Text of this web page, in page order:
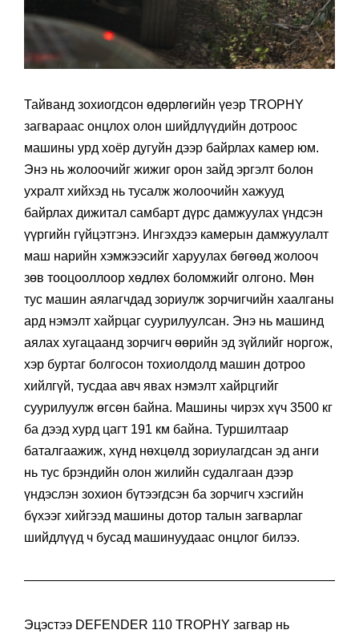
Тайванд зохиогдсон өдөрлөгийн үеэр TROPHY
загвараас онцлох олон шийдлүүдийн дотроос
машины урд хоёр дугуйн дээр байрлах камер юм.
Энэ нь жолоочийг жижиг орон зайд эргэлт болон
ухралт хийхэд нь тусалж жолоочийн хажууд
байрлах дижитал самбарт дүрс дамжуулах үндсэн
үүргийн гүйцэтгэнэ. Ингэхдээ камерын дамжуулалт
маш нарийн хэмжээсийг харуулах бөгөөд жолооч
зөв тооцооллоор хөдлөх боломжийг олгоно. Мөн
тус машин аялагчдад зориулж зорчигчийн хаалганы
ард нэмэлт хайрцаг суурилуулсан. Энэ нь машинд
аялах хугацаанд зорчигч өөрийн эд зүйлийг норгож,
хэр буртаг болгосон тохиолдолд машин дотроо
хийлгүй, тусдаа авч явах нэмэлт хайрцгийг
суурилуулж өгсөн байна. Машины чирэх хүч 3500 кг
ба дээд хурд цагт 191 км байна. Туршилтаар
баталгаажиж, хүнд нөхцөлд зориулагдсан эд анги
нь тус брэндийн олон жилийн судалгаан дээр
үндэслэн зохион бүтээгдсэн ба зорчигч хэсгийн
бүхээг хийгээд машины дотор талын загварлаг
шийдлүүд ч бусад машинуудаас онцлог билээ.
Эцэстээ DEFENDER 110 TROPHY загвар нь